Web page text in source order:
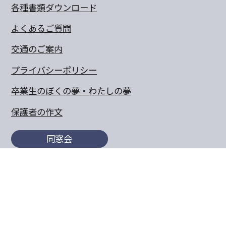
各種書類ダウンロード
よくあるご質問
交通のご案内
プライバシーポリシー
卒業生のぼくの夢・わたしの夢
保護者の作文
同窓会